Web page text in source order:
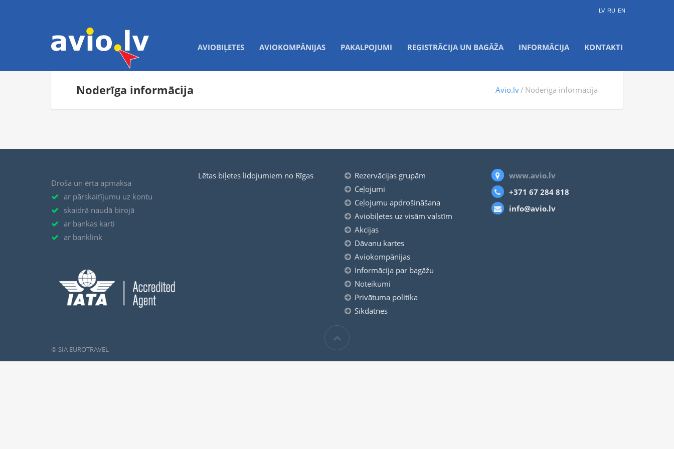
LV RU EN
AVIOBIĻETES AVIOKOMPĀNIJAS PAKALPOJUMI REĢISTRĀCIJA UN BAGĀŽA INFORMĀCIJA KONTAKTI
Noderīga informācija Avio.lv Noderīga informācija
Droša un ērta apmaksa
ar pārskaitījumu uz kontu
skaidrā naudā birojā
ar bankas karti
ar banklink
Lētas biļetes lidojumiem no Rīgas
Rezervācijas grupām
Ceļojumi
Ceļojumu apdrošināšana
Aviobiļetes uz visām valstīm
Akcijas
Dāvanu kartes
Aviokompānijas
Informācija par bagāžu
Noteikumi
Privātuma politika
Sīkdatnes
www.avio.lv
+371 67 284 818
info@avio.lv
© SIA EUROTRAVEL